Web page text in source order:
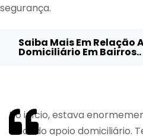
segurança.
Saiba Mais Em Relação
Domiciliário Em Bairros..
No início, estava
valor do apoio domiciliário.